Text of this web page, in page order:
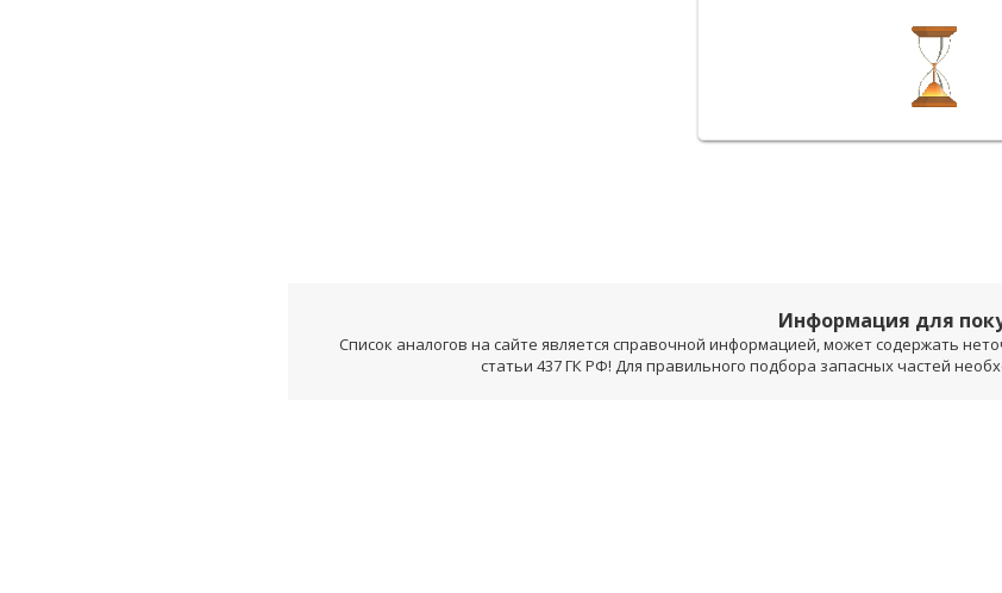
Информация для
Список аналогов на сайте является справочной информацией, может содержать
статьи 437 ГК РФ! Для правильного подбора запасных частей